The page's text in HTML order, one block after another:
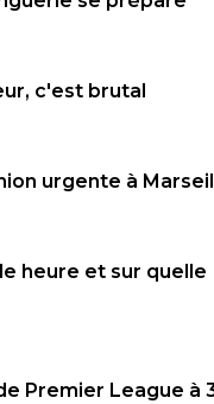
c'est brutal
urgente à
heure et sur quelle
Premier League à